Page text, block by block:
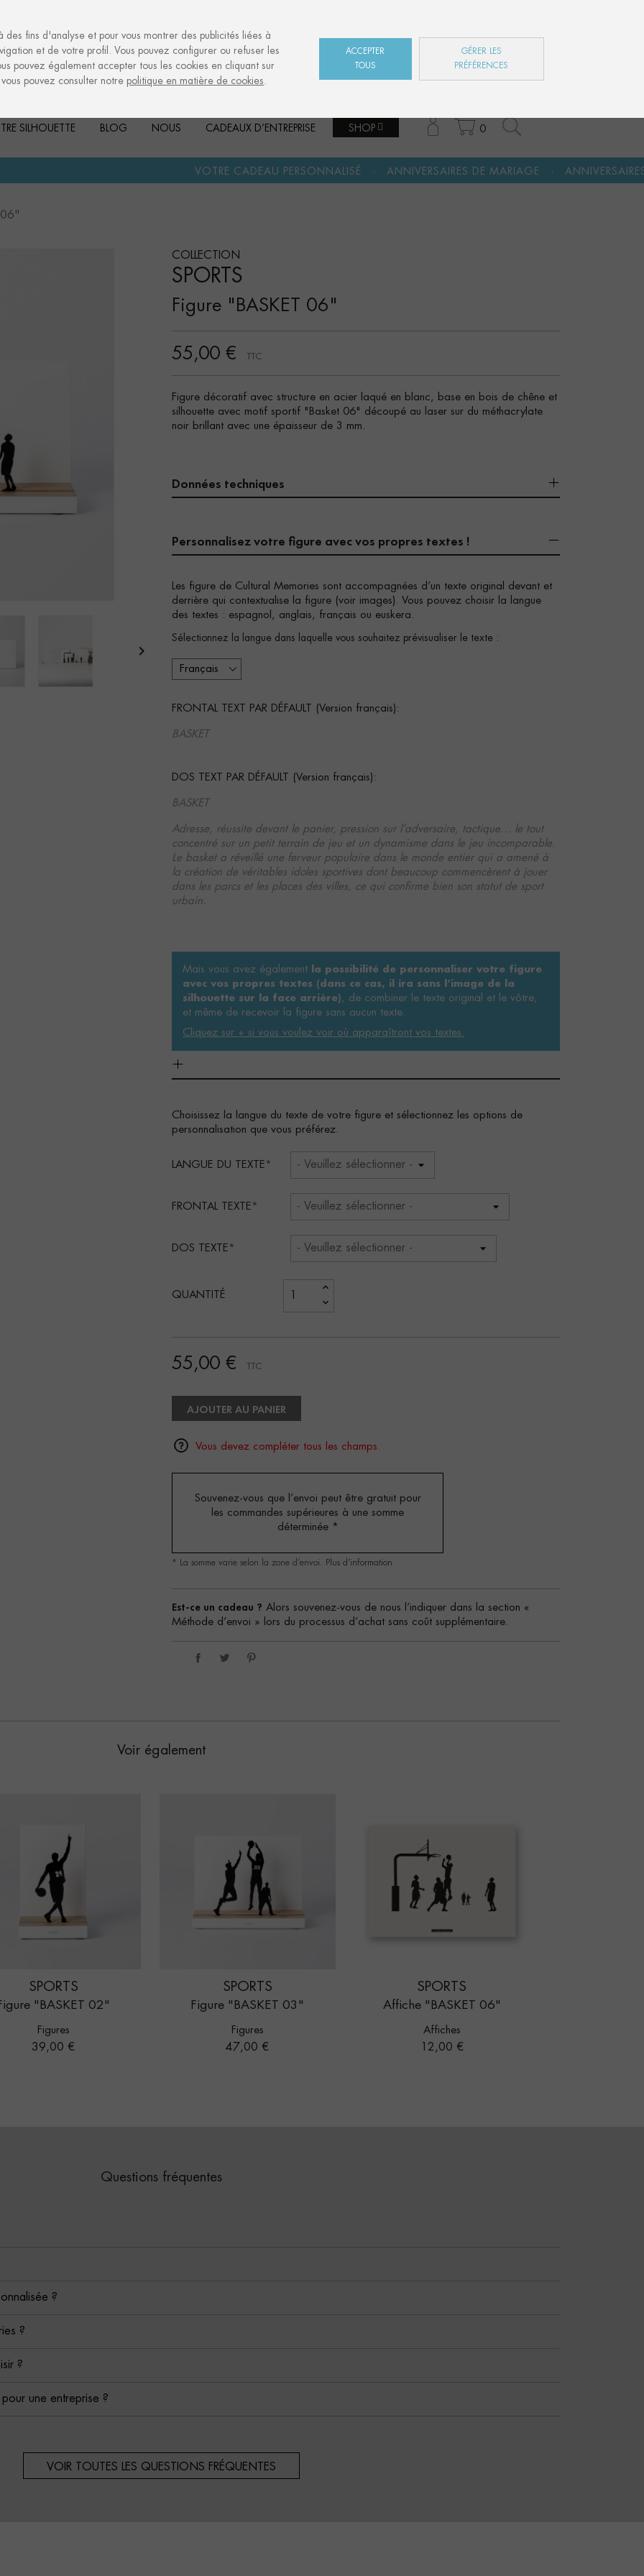
SILHOUETTE BLOG NOUS CADEAUX D’ENTREPRISE SHOP 0
VOTRE CADEAU PERSONNALISÉ · ANNIVERSAIRES DE MARIAGE · ANNIVERSAIRES · FÊTE DES
06"

COLLECTION
SPORTS
Figure "BASKET 06"
55,00 € TTC
Figure décoratif avec structure en acier laqué en blanc, base en bois de chêne et
silhouette avec motif sportif "Basket 06" découpé au laser sur du méthacrylate
noir brillant avec une épaisseur de 3 mm.
Données techniques
Personnalisez votre figure avec vos propres textes !
Les figure de Cultural Memories sont accompagnées d’un texte original devant et
derrière qui contextualise la figure (voir images). Vous pouvez choisir la langue
des textes : espagnol, anglais, français ou euskera.
Sélectionnez la langue dans laquelle vous souhaitez prévisualiser le texte :
FRONTAL TEXT PAR DÉFAULT (Version français):
BASKET
DOS TEXT PAR DÉFAULT (Version français):
BASKET
Adresse, réussite devant le panier, pression sur l’adversaire, tactique… le tout
concentré sur un petit terrain de jeu et un dynamisme dans le jeu incomparable.
Le basket a réveillé une ferveur populaire dans le monde entier qui a amené à
la création de véritables idoles sportives dont beaucoup commencèrent à jouer
dans les parcs et les places des villes, ce qui confirme bien son statut de sport
urbain.
Mais vous avez également
la possibilité de personnaliser votre figure
avec vos propres textes (dans ce cas, il ira sans l’image de la
silhouette sur la face arrière) , de combiner le texte original et le vôtre,
et même de recevoir la figure sans aucun texte.
Cliquez sur + si vous voulez voir où apparaîtront vos textes.
Choisissez la langue du texte de votre figure et sélectionnez les options de
personnalisation que vous préférez.
LANGUE DU TEXTE
FRONTAL TEXTE
DOS TEXTE
QUANTITÉ
55,00 € TTC
AJOUTER AU PANIER
Vous devez compléter tous les champs.
Souvenez-vous que l’envoi peut être gratuit pour
les commandes supérieures à une somme
déterminée *
* La somme varie selon la zone d’envoi. Plus d’information
Est-ce un cadeau ? Alors souvenez-vous de nous l’indiquer dans la section «
Méthode d’envoi » lors du processus d’achat sans coût supplémentaire.
Voir également
SPORTS
"BASKET 02"
Figures
Prix
39,00 €
SPORTS
Figure "BASKET 03"
Figures
Prix
47,00 €
SPORTS
Affiche "BASKET 06"
Affiches
Prix
12,00 €
Questions fréquentes
?
?
?
une entreprise ?
VOIR TOUTES LES QUESTIONS FRÉQUENTES
fins d'analyse et pour vous montrer des publicités liées à
et de votre profil. Vous pouvez configurer ou refuser les
pouvez également accepter tous les cookies en cliquant sur
pouvez consulter notre politique en matière de cookies.
ACCEPTER
TOUS
GÉRER LES
PRÉFÉRENCES